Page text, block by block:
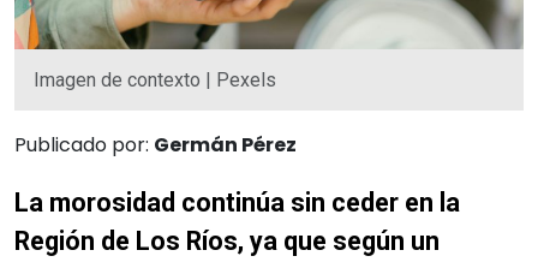
Imagen de contexto | Pexels
Publicado por: Germán Pérez
La morosidad continúa sin ceder en la
Región de Los Ríos, ya que según un